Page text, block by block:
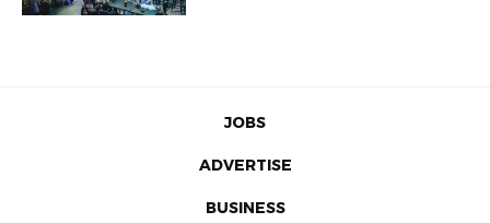
JOBS
ADVERTISE
BUSINESS